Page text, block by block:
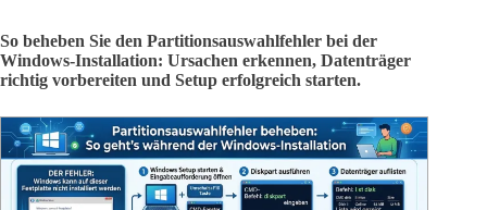
So beheben Sie den Partitionsauswahlfehler bei der
Windows-Installation: Ursachen erkennen, Datenträger
richtig vorbereiten und Setup erfolgreich starten.